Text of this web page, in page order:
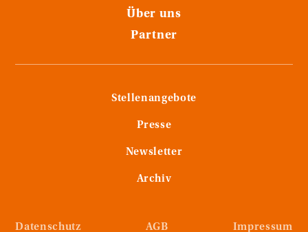
Über uns
Partner
Stellenangebote
Presse
Newsletter
Archiv
Datenschutz AGB Impressum